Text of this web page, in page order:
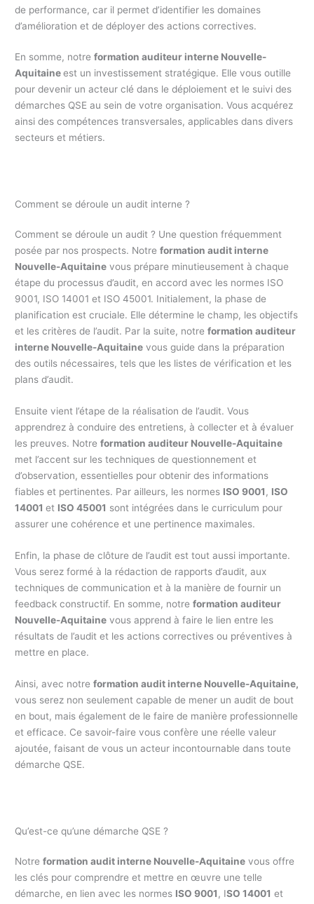
de performance, car il permet d’identifier les domaines
d’amélioration et de déployer des actions correctives.
En somme, notreformation auditeur interne Nouvelle-
Aquitaineest un investissement stratégique. Elle vous outille
pour devenir un acteur clé dans le déploiement et le suivi des
démarches QSE au sein de votre organisation. Vous acquérez
ainsi des compétences transversales, applicables dans divers
secteurs et métiers.
Comment se déroule un audit interne ?
Comment se déroule un audit ? Une question fréquemment
posée par nos prospects. Notreformation audit interne
Nouvelle-Aquitaine vous prépare minutieusement à chaque
étape du processus d’audit, en accord avec les normes ISO
9001, ISO 14001 et ISO 45001. Initialement, la phase de
planification est cruciale. Elle détermine le champ, les objectifs
et les critères de l’audit. Par la suite, notreformation auditeur
interne Nouvelle-Aquitaine vous guide dans la préparation
des outils nécessaires, tels que les listes de vérification et les
plans d’audit.
Ensuite vient l’étape de la réalisation de l’audit. Vous
apprendrez à conduire des entretiens, à collecter et à évaluer
les preuves. Notreformation auditeur Nouvelle-Aquitaine
met l’accent sur les techniques de questionnement et
d’observation, essentielles pour obtenir des informations
fiables et pertinentes. Par ailleurs, les normes ISO 9001, ISO
14001et ISO 45001 sont intégrées dans le curriculum pour
assurer une cohérence et une pertinence maximales.
Enfin, la phase de clôture de l’audit est tout aussi importante.
Vous serez formé à la rédaction de rapports d’audit, aux
techniques de communication et à la manière de fournir un
feedback constructif. En somme, notreformation auditeur
Nouvelle-Aquitaine vous apprend à faire le lien entre les
résultats de l’audit et les actions correctives ou préventives à
mettre en place.
Ainsi, avec notreformation audit interne Nouvelle-Aquitaine,
vous serez non seulement capable de mener un audit de bout
en bout, mais également de le faire de manière professionnelle
et efficace. Ce savoir-faire vous confère une réelle valeur
ajoutée, faisant de vous un acteur incontournable dans toute
démarche QSE.
Qu’est-ce qu’une démarche QSE ?
Notreformation audit interne Nouvelle-Aquitaine vous offre
les clés pour comprendre et mettre en œuvre une telle
démarche, en lien avec les normes ISO 9001 , ISO 14001 et